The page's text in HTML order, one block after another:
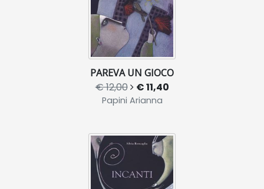
PAREVA UN GIOCO
€ 12,00 € 11,40
Papini Arianna